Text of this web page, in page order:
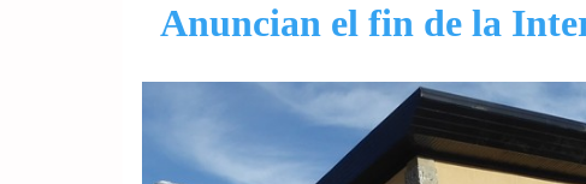
Anuncian el fin de la